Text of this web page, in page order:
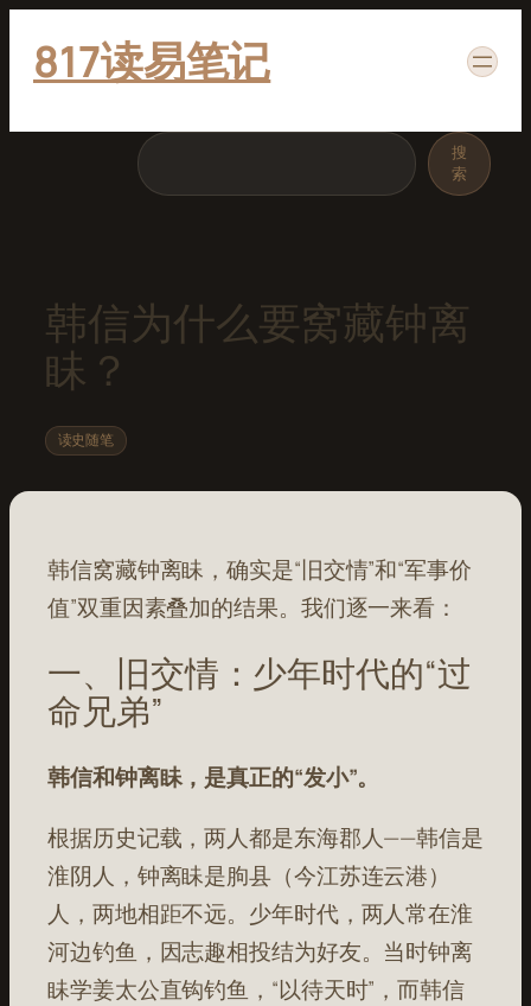
817读易笔记
搜
索
韩信为什么要窝藏钟离
眛？
读史随笔
韩信窝藏钟离眛，确实是“旧交情”和“军事价
值”双重因素叠加的结果。我们逐一来看：
一、旧交情：少年时代的“过
命兄弟”
韩信和钟离眛，是真正的“发小”。
根据历史记载，两人都是东海郡人——韩信是
淮阴人，钟离眛是朐县（今江苏连云港）
人，两地相距不远。少年时代，两人常在淮
河边钓鱼，因志趣相投结为好友。当时钟离
眛学姜太公直钩钓鱼，“以待天时”，而韩信